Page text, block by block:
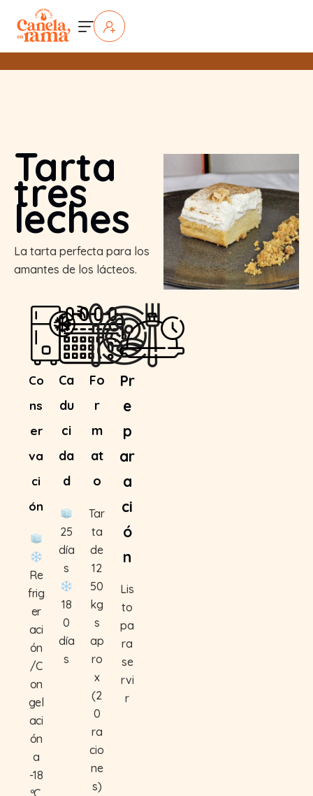
Tarta
tres
leches
La tarta perfecta para los
amantes de los lácteos.
Co
ns
er
va
ci
ón
Re
frig
er
aci
ón
/C
on
gel
aci
ón
a
-18
ºC.
Ca
du
ci
da
d
25
día
s
18
0
día
s
Fo
r
m
at
o
Tar
ta
de
12
50
kg
s
ap
ro
x
(2
0
ra
cio
ne
s)
Pr
e
p
ar
a
ci
ó
n
Lis
to
pa
ra
se
rvi
r